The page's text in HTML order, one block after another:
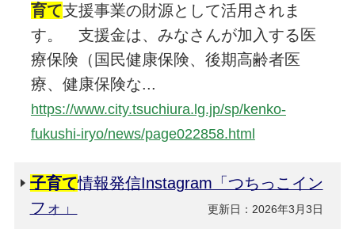
育て支援事業の財源として活用されま
す。 支援金は、みなさんが加入する医
療保険（国民健康保険、後期高齢者医
療、健康保険な...
https://www.city.tsuchiura.lg.jp/sp/kenko-
fukushi-iryo/news/page022858.html
子育て情報発信Instagram「つちっこイン
フォ」
更新日：2026年3月3日